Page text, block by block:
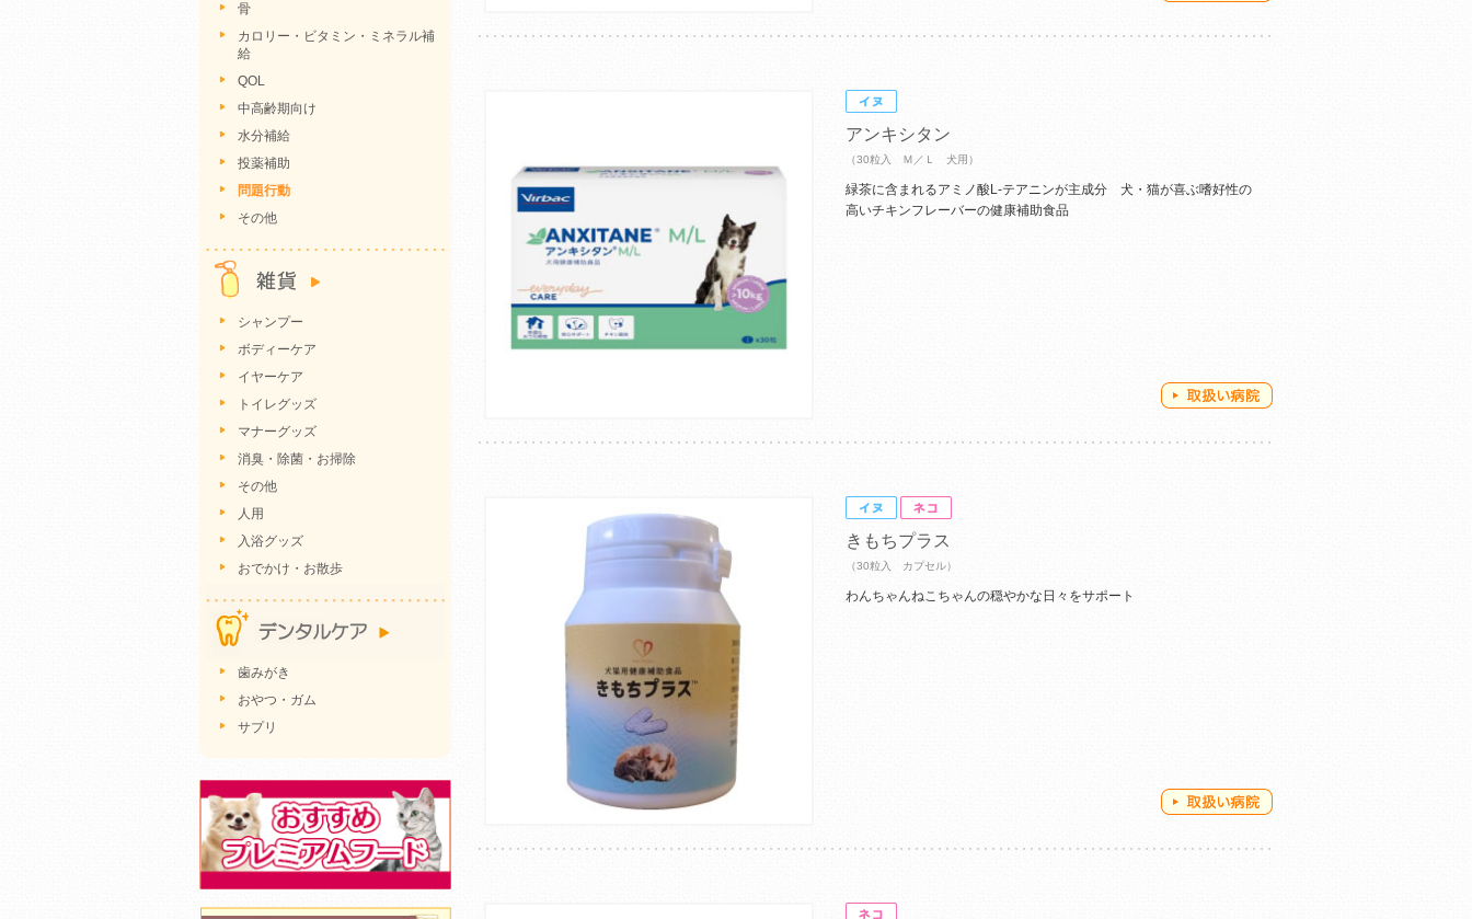
アンキシタン
（30粒入 Ｍ／Ｌ 犬用）
緑茶に含まれるアミノ酸L-テアニンが主成分 犬・猫が喜ぶ嗜好性の
高いチキンフレーバーの健康補助食品
きもちプラス
（30粒入 カプセル）
わんちゃんねこちゃんの穏やかな日々をサポート
骨
カロリー・ビタミン・ミネラル補
給
QOL
中高齢期向け
水分補給
投薬補助
問題行動
その他
シャンプー
ボディーケア
イヤーケア
トイレグッズ
マナーグッズ
消臭・除菌・お掃除
その他
人用
入浴グッズ
おでかけ・お散歩
歯みがき
おやつ・ガム
サプリ